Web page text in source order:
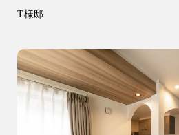
T様邸
土地探しサポート
ショールーム・モデルハ
施工事例・お客様の声